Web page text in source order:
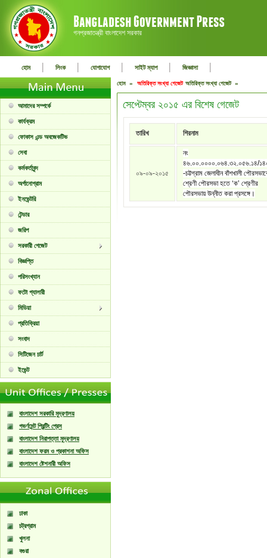
গনপ্রজাতন্ত্রী বাংলাদেশ সরকার
হোম | লিংক | যোগাযোগ | সাইট ম্যাপ | জিজ্ঞাসা |
আমাদের সম্পর্কে
কার্যক্রম
ফোকাস এন্ড অবজেকটিভ
সেবা
কর্মকর্তাবৃন্দ
অর্গানোগ্রাম
ইনভেন্টরি
টেন্ডার
জরিপ
সরকারী গেজেট
বিজ্ঞপ্তি
পরিসংখ্যান
ফটো গ্যালারী
মিডিয়া
প্রতিক্রিয়া
সংবাদ
সিটিজেন চার্ট
ইভেন্ট
বাংলাদেশ সরকারি মুদ্রণালয়
গভর্ণমেন্ট প্রিন্টিং প্রেস
বাংলাদেশ নিরাপত্তা মুদ্রণালয়
বাংলাদেশ ফরম ও প্রকাশনা অফিস
বাংলাদেশ ষ্টেশনারী অফিস
ঢাকা
চট্রগ্রাম
খুলনা
বগুরা
হোম » অতিরিক্ত সংখ্যা গেজেট অতিরিক্ত সংখ্যা গেজেট »
সেপ্টেম্বর ২০১৫ এর বিশেষ গেজেট
তারিখ শিরনাম
০৯-০৯-২০১৫
নং
৪৬.০০.০০০০.০৬৪.৩২.০৫৬.১৪/
-চট্টগ্রাম জেলাধীন বাঁশখালী
শ্রেণী পৌরসভা হতে ‘ক’ শ্রেণীর
পৌরসভায় উন্নীত করা প্রসঙ্গে।